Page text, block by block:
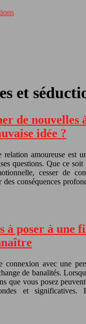
et
de nouvelles
idée ?
relation amoureuse est
questions. Que ce
cesser de
des conséquences
à poser à une
connexion avec une
de banalités.
que vous posez
et significatives.